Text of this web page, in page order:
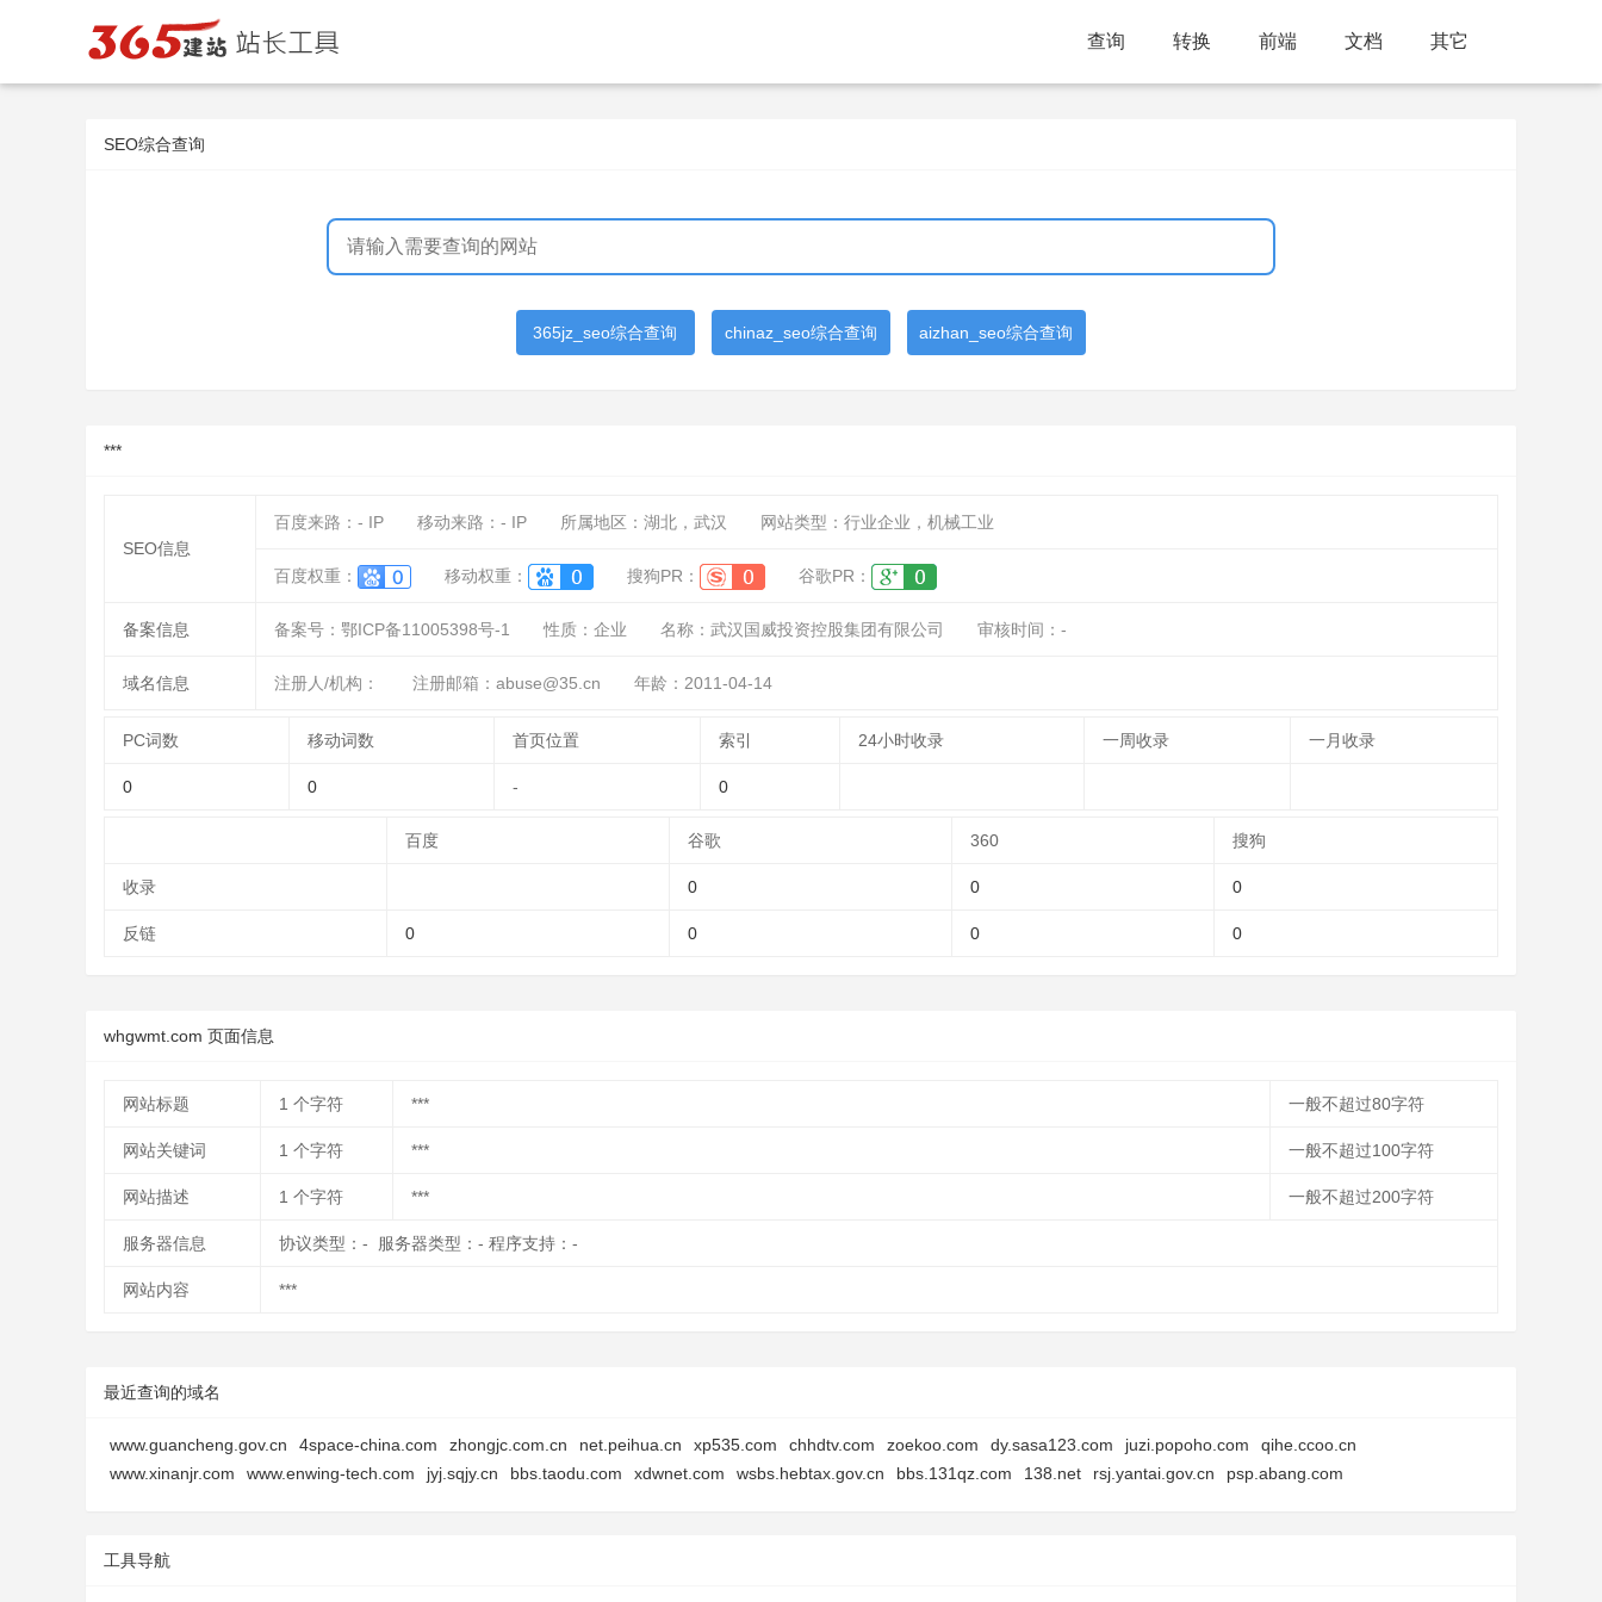
查询 转换 前端 文档 其它
SEO综合查询
365jz_seo综合查询 chinaz_seo综合查询 aizhan_seo综合查询
***
SEO信息
百度来路： - IP 移动来路： - IP 所属地区：湖北，武汉 网站类型：行业企业，机械工业
百度权重： 移动权重： 搜狗PR： 谷歌PR：
备案信息 备案号：鄂ICP备11005398号-1 性质： 企业 名称： 武汉国威投资控股集团有限公司 审核时间： -
域名信息 注册人/机构： 注册邮箱：abuse@35.cn 年龄：2011-04-14
PC词数 移动词数 首页位置 索引 24小时收录 一周收录 一月收录
0 0 - 0
百度 谷歌 360 搜狗
收录 0 0 0
反链 0 0 0 0
whgwmt.com 页面信息
网站标题 1 个字符 *** 一般不超过80字符
网站关键词 1 个字符 *** 一般不超过100字符
网站描述 1 个字符 *** 一般不超过200字符
服务器信息 协议类型：- 服务器类型：- 程序支持：-
网站内容 ***
最近查询的域名
www.guancheng.gov.cn 4space-china.com zhongjc.com.cn net.peihua.cn xp535.com chhdtv.com zoekoo.com dy.sasa123.com juzi.popoho.com
qihe.ccoo.cn
www.xinanjr.com
www.enwing-tech.com jyj.sqjy.cn bbs.taodu.com xdwnet.com wsbs.hebtax.gov.cn bbs.131qz.com 138.net rsj.yantai.gov.cn psp.abang.com
工具导航